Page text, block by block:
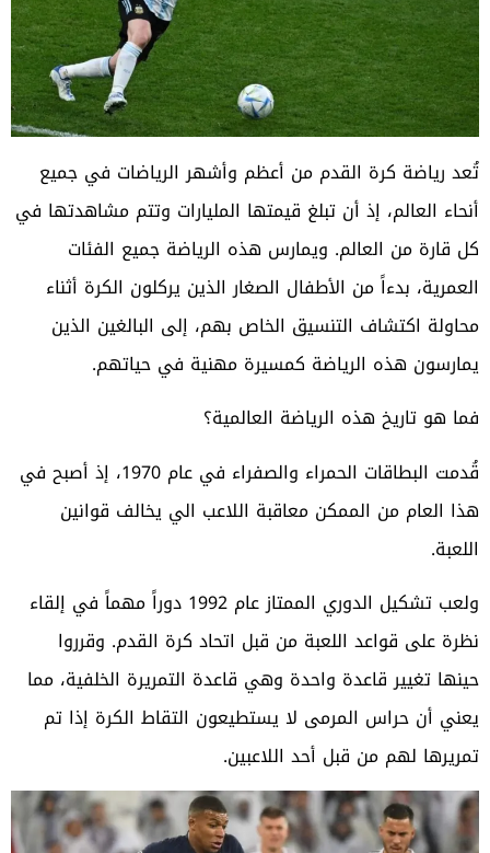
تُعد رياضة كرة القدم من أعظم وأشهر الرياضات في جميع
أنحاء العالم، إذ أن تبلغ قيمتها المليارات وتتم مشاهدتها في
كل قارة من العالم. ويمارس هذه الرياضة جميع الفئات
العمرية، بدءاً من الأطفال الصغار الذين يركلون الكرة أثناء
محاولة اكتشاف التنسيق الخاص بهم، إلى البالغين الذين
يمارسون هذه الرياضة كمسيرة مهنية في حياتهم.
فما هو تاريخ هذه الرياضة العالمية؟
قُدمت البطاقات الحمراء والصفراء في عام 1970، إذ أصبح في
هذا العام من الممكن معاقبة اللاعب الي يخالف قوانين
اللعبة.
ولعب تشكيل الدوري الممتاز عام 1992 دوراً مهماً في إلقاء
نظرة على قواعد اللعبة من قبل اتحاد كرة القدم. وقرروا
حينها تغيير قاعدة واحدة وهي قاعدة التمريرة الخلفية، مما
يعني أن حراس المرمى لا يستطيعون التقاط الكرة إذا تم
تمريرها لهم من قبل أحد اللاعبين.